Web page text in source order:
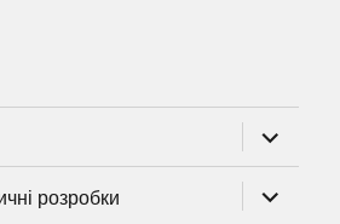
підменю
розробки
підменю